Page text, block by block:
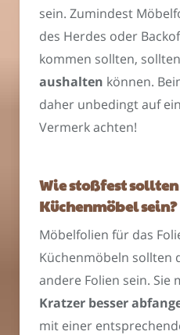
sein. Zumindest
des Herdes oder
kommen sollten, sollten
aushalten können.
daher unbedingt auf
Vermerk achten!
Wie stoßfest
Küchenmöbel sein?
Möbelfolien für das
Küchenmöbeln sollten
andere Folien sein. Sie
Kratzer besser
mit einer